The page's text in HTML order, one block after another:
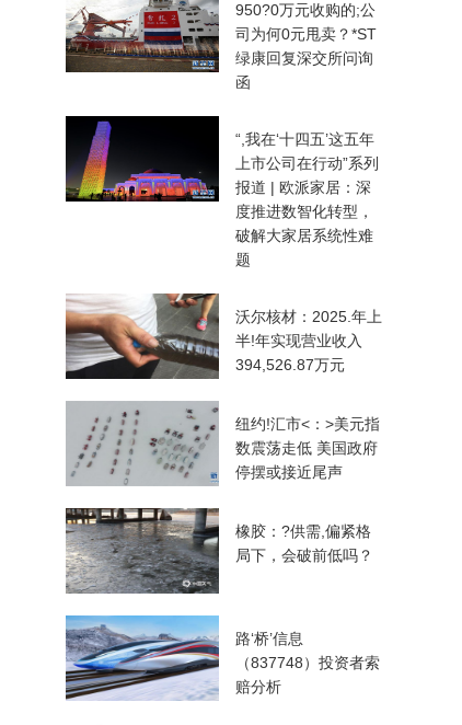
950?0万元收购的;公
司为何0元甩卖？*ST
绿康回复深交所问询
函
“,我在‘十四五’这五年
上市公司在行动”系列
报道 | 欧派家居：深
度推进数智化转型，
破解大家居系统性难
题
沃尔核材：2025.年上
半!年实现营业收入
394,526.87万元
纽约!汇市<：>美元指
数震荡走低 美国政府
停摆或接近尾声
橡胶：?供需,偏紧格
局下，会破前低吗？
路‘桥’信息
（837748）投资者索
赔分析